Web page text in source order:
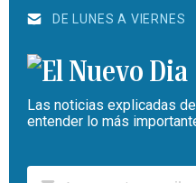
DE LUNES A VIERNES
Las noticias explicadas
entender lo más